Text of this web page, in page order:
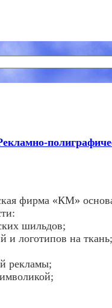
фирма «КМ»
шильдов;
и логотипов на ткань;
рекламы;